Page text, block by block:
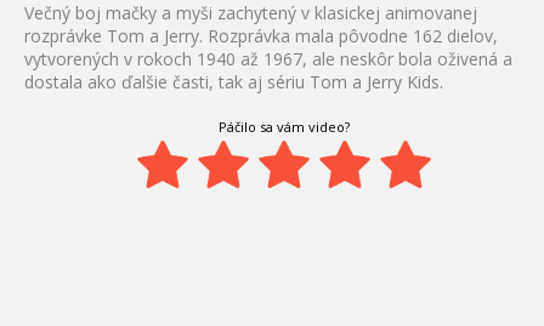
Večný boj mačky a myši zachytený v klasickej animovanej
rozprávke Tom a Jerry. Rozprávka mala pôvodne 162 dielov,
vytvorených v rokoch 1940 až 1967, ale neskôr bola oživená a
dostala ako ďalšie časti, tak aj sériu Tom a Jerry Kids.
Páčilo sa vám video?